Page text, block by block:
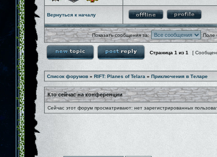
Вернуться к началу
Показать сообщения за: Поле
Страница 1 из 1 [
Список форумов » RIFT: Planes of Telara » Приключения в Теларе
Кто сейчас на конференции
Сейчас этот форум просматривают: нет зарегистрированных